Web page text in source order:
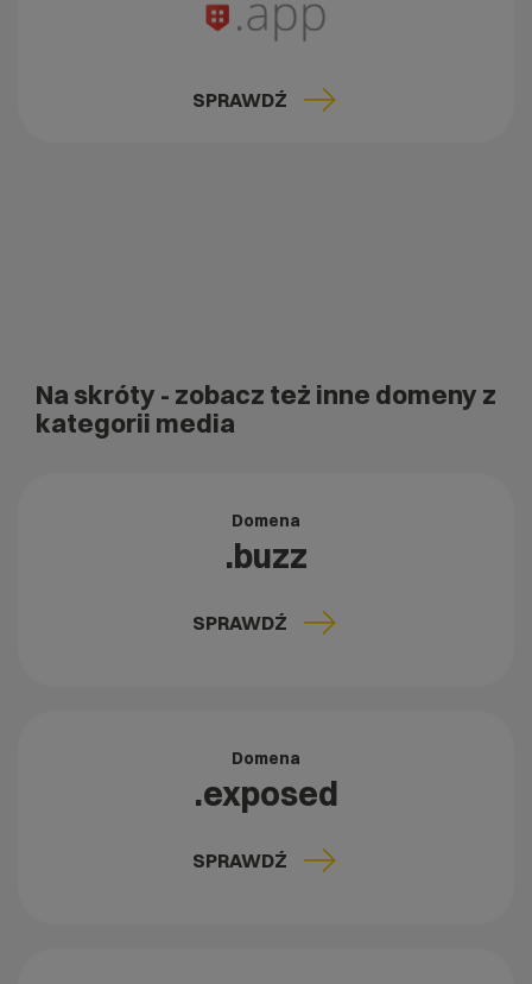
SPRAWDŹ
Na skróty - zobacz też inne domeny z
kategorii media
Domena
.buzz
SPRAWDŹ
Domena
.exposed
SPRAWDŹ